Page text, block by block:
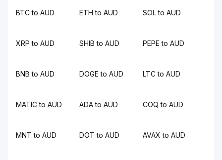
BTC to AUD ETH to AUD SOL to AUD
XRP to AUD SHIB to AUD PEPE to AUD
BNB to AUD DOGE to AUD LTC to AUD
MATIC to AUD ADA to AUD COQ to AUD
MNT to AUD DOT to AUD AVAX to AUD